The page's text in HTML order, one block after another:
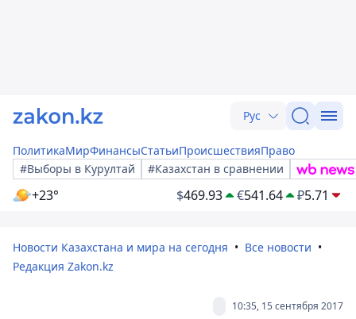
Рус
ПолитикаМирФинансыСтатьиПроисшествияПраво
#Выборы в Курултай
#Казахстан в сравнении
+23° $469.93 €541.64 ₽5.71
Новости Казахстана и мира на сегодня
Все новости
Редакция Zakon.kz
10:35, 15 сентября 2017